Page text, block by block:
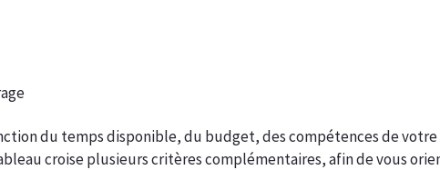
du temps disponible, du budget, des compétences de
croise plusieurs critères complémentaires, afin de vous